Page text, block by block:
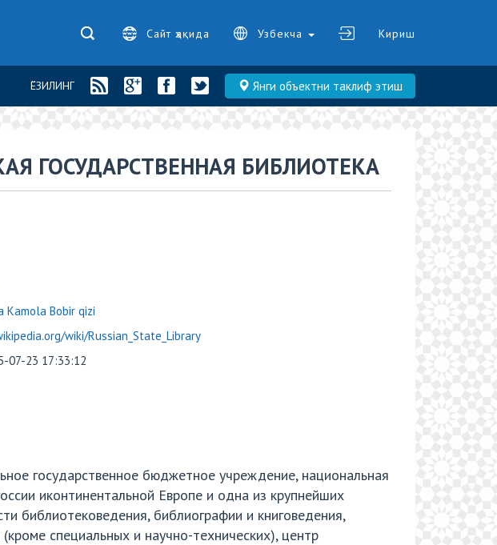
Сайт ҳақида Узбекча Кириш
Янги объектни таклиф этиш
ЁЗИЛИНГ
ГОСУДАРСТВЕННАЯ БИБЛИОТЕКА
Kamola Bobir qizi
wiki/Russian_State_Library
07-23 17:33:12
государственное бюджетное учреждение, национальная
иконтинентальной Европе и одна из крупнейших
библиотековедения, библиографии и книговедения,
специальных и научно-технических), центр